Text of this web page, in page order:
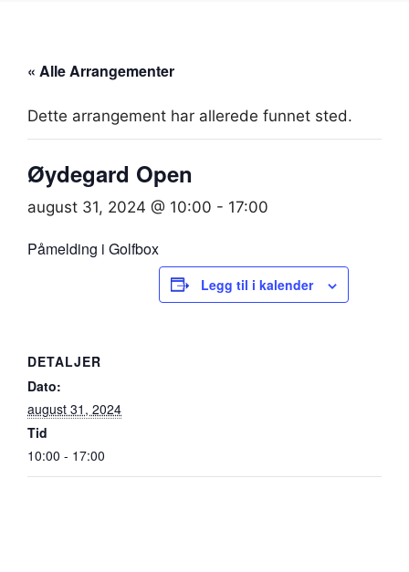
« Alle Arrangementer
Dette arrangement har allerede funnet sted.
Øydegard Open
august 31, 2024 @ 10:00 - 17:00
Påmelding i Golfbox
Legg til i kalender
DETALJER
Dato:
august 31, 2024
Tid
10:00 - 17:00